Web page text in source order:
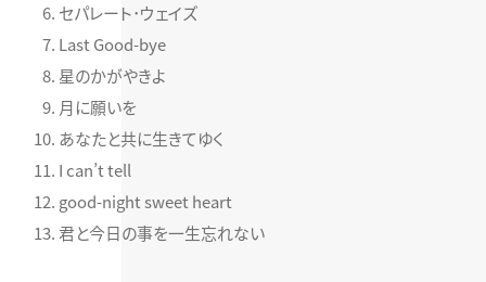
セパレート･ウェイズ
Last Good-bye
星のかがやきよ
月に願いを
あなたと共に生きてゆく
I can’t tell
good-night sweet heart
君と今日の事を一生忘れない